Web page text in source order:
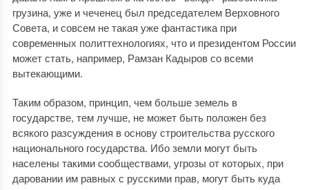
грузина, уже и чеченец был председателем Верховного
Совета, и совсем не такая уже фантастика при
современных политтехнологиях, что и президентом России
может стать, например, Рамзан Кадыров со всеми
вытекающими.
Таким образом, принцип, чем больше земель в
государстве, тем лучше, не может быть положен без
всякого разсуждения в основу строительства русского
национального государства. Ибо земли могут быть
населены такими сообществами, угрозы от которых, при
даровании им равных с русскими прав, могут быть куда